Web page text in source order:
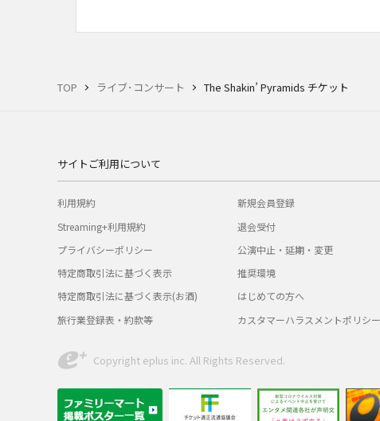
TOP ライブ･コンサート The Shakin’ Pyramids チケット
サイトご利用について
利用規約
Streaming+利用規約
プライバシーポリシー
特定商取引法に基づく表示
特定商取引法に基づく表示(お酒)
旅行業登録表・約款等
新規会員登録
退会受付
公演中止・延期・変更
推奨環境
はじめての方へ
カスタマーハラスメントポリシー
Copyright eplus inc. All Rights Reserved.